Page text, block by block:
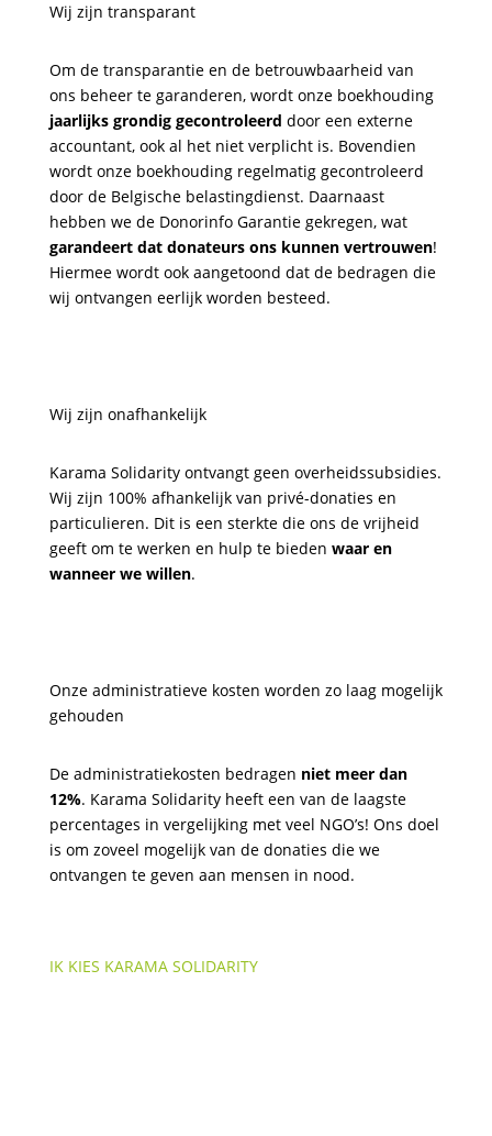
Wij zijn transparant
Om de transparantie en de betrouwbaarheid van
ons beheer te garanderen, wordt onze boekhouding
jaarlijks grondig gecontroleerd door een externe
accountant, ook al het niet verplicht is. Bovendien
wordt onze boekhouding regelmatig gecontroleerd
door de Belgische belastingdienst. Daarnaast
hebben we de Donorinfo Garantie gekregen, wat
garandeert dat donateurs ons kunnen vertrouwen!
Hiermee wordt ook aangetoond dat de bedragen die
wij ontvangen eerlijk worden besteed.
Wij zijn onafhankelijk
Karama Solidarity ontvangt geen overheidssubsidies.
Wij zijn 100% afhankelijk van privé-donaties en
particulieren. Dit is een sterkte die ons de vrijheid
geeft om te werken en hulp te bieden waar en
wanneer we willen.
Onze administratieve kosten worden zo laag mogelijk
gehouden
De administratiekosten bedragen niet meer dan
12%. Karama Solidarity heeft een van de laagste
percentages in vergelijking met veel NGO’s! Ons doel
is om zoveel mogelijk van de donaties die we
ontvangen te geven aan mensen in nood.
IK KIES KARAMA SOLIDARITY